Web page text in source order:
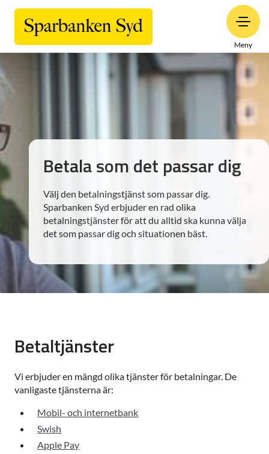
Meny
Betala som det passar dig
Välj den betalningstjänst som passar dig.
Sparbanken Syd erbjuder en rad olika
betalningstjänster för att du alltid ska kunna välja
det som passar dig och situationen bäst.
Betaltjänster
Vi erbjuder en mängd olika tjänster för betalningar. De
vanligaste tjänsterna är:
Mobil- och internetbank
Swish
Apple Pay